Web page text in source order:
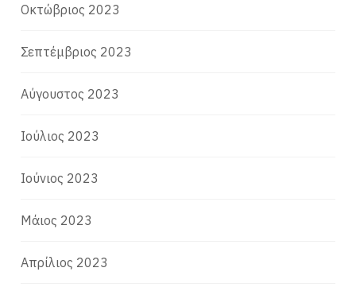
Οκτώβριος 2023
Σεπτέμβριος 2023
Αύγουστος 2023
Ιούλιος 2023
Ιούνιος 2023
Μάιος 2023
Απρίλιος 2023